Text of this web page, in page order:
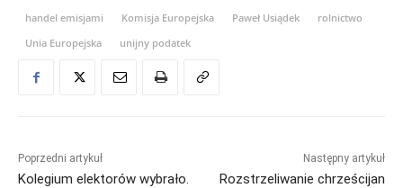
handel emisjami
Komisja Europejska Paweł Usiądek
rolnictwo
Unia Europejska
unijny podatek
Poprzedni artykuł
Kolegium elektorów wybrało.
Następny artykuł
Rozstrzeliwanie chrześcijan